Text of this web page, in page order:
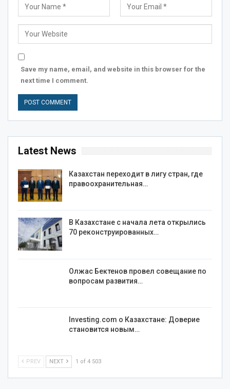
Save my name, email, and website in this browser for the
next time I comment.
Latest News
Казахстан переходит в лигу стран, где
правоохранительная…
В Казахстане с начала лета открылись
70 реконструированных…
Олжас Бектенов провел совещание по
вопросам развития…
Investing.com о Казахстане: Доверие
становится новым…
PREV NEXT 1 of 4 503